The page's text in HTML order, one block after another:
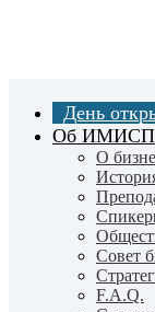
День
Об ИМИСП
О
Совет
F.A.Q.